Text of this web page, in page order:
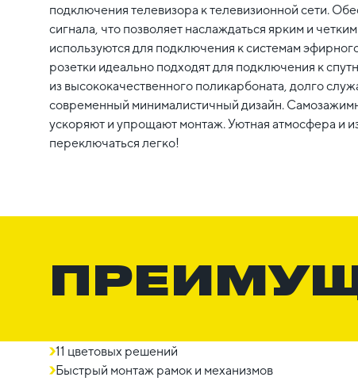
подключения телевизора к телевизионной сети.
сигнала, что позволяет наслаждаться ярким и
используются для подключения к системам
розетки идеально подходят для подключения к
из высококачественного поликарбоната, долго
современный минималистичный дизайн.
ускоряют и упрощают монтаж. Уютная атмосфера и
переключаться легко!
11 цветовых решений
Быстрый монтаж рамок и механизмов